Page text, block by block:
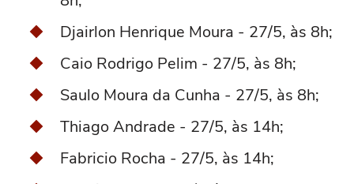
Djairlon Henrique Moura - 27/5, às 8h;
Caio Rodrigo Pelim - 27/5, às 8h;
Saulo Moura da Cunha - 27/5, às 8h;
Thiago Andrade - 27/5, às 14h;
Fabricio Rocha - 27/5, às 14h;